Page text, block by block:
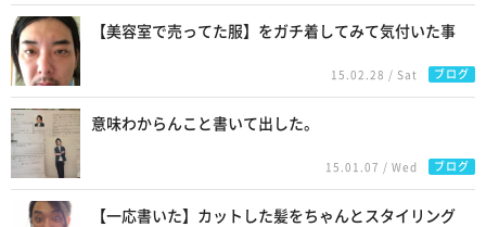
【美容室で売ってた服】をガチ着してみて気付いた事
15.02.28 / Sat ブログ
意味わからんこと書いて出した。
15.01.07 / Wed ブログ
【一応書いた】カットした髪をちゃんとスタイリング